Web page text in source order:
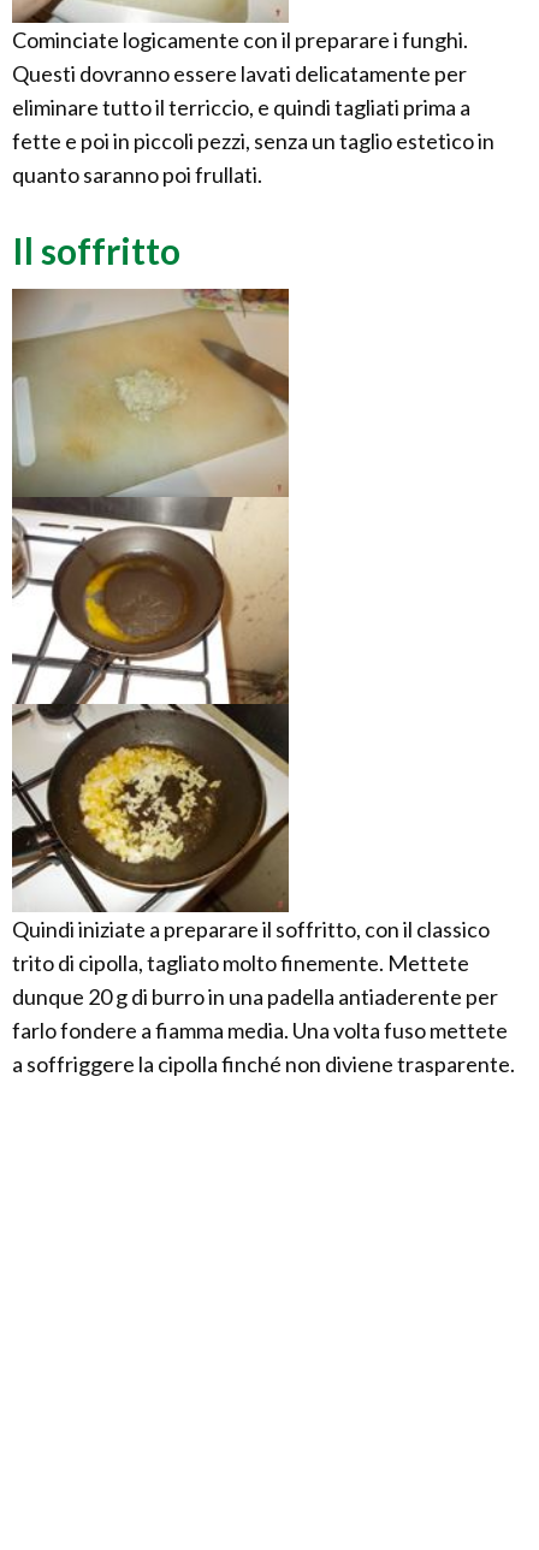
Cominciate logicamente con il preparare i funghi.
Questi dovranno essere lavati delicatamente per
eliminare tutto il terriccio, e quindi tagliati prima a
fette e poi in piccoli pezzi, senza un taglio estetico in
quanto saranno poi frullati.
Il soffritto
Quindi iniziate a preparare il soffritto, con il classico
trito di cipolla, tagliato molto finemente. Mettete
dunque 20 g di burro in una padella antiaderente per
farlo fondere a fiamma media. Una volta fuso mettete
a soffriggere la cipolla finché non diviene trasparente.